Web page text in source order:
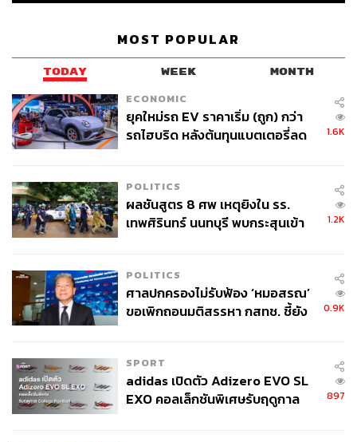
MOST POPULAR
TODAY WEEK MONTH
ECONOMIC
ยุคใหม่รถ EV ราคาเริ่ม (ถูก) กว่า
รถไฮบริด หลังต้นทุนแบตเตอรี่ลด
1.6K
POLITICS
ผลชันสูตร 8 ศพ เหตุยิงใน รร.
เทพศิรินทร์ นนทบุรี พบกระสุนเข้า
1.2K
POLITICS
ศาลปกครองไม่รับฟ้อง ‘หมอสรณ’
ขอเพิกถอนมติสรรหา กสทช. ชี้ยัง
0.9K
SPORT
adidas เปิดตัว Adizero EVO SL
EXO คอลเล็กชันพิเศษรับฤดูกาล
897